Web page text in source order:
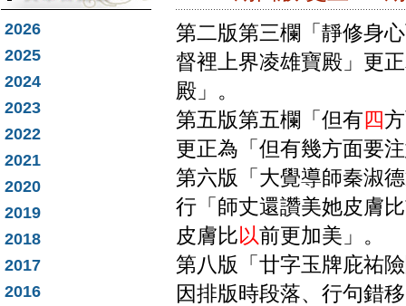
2026
2025
2024
2023
2022
2021
2020
2019
2018
2017
2016
第二版第三欄「靜修身
督裡上界凌雄寶殿」更
殿」。
第五版第五欄「但有 四
更正為「但有幾方面要
第六版「大覺導師秦淑
行「師丈還讚美她皮膚
皮膚比以前更加美」。
第八版「廿字玉牌庇祐
因排版時段落、行句錯